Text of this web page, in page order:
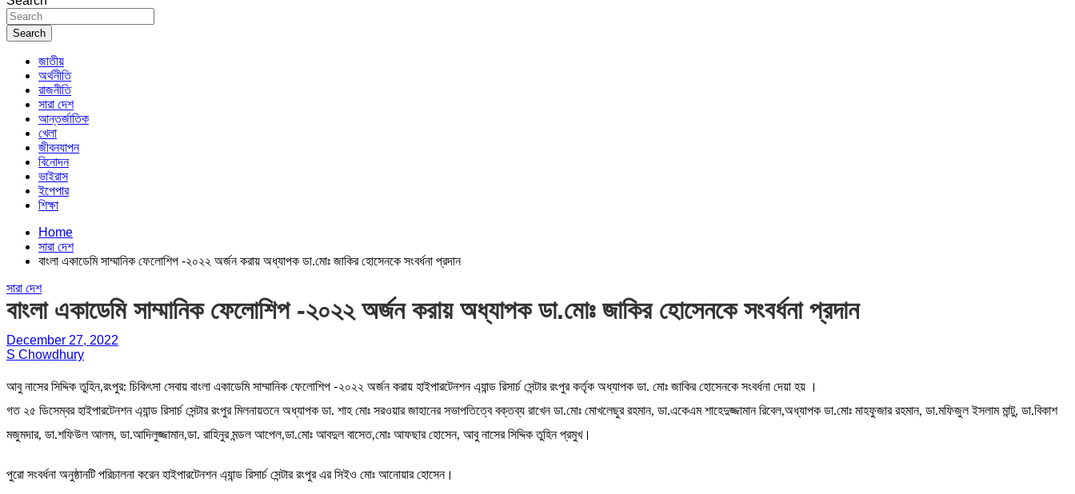
Search
জাতীয়
অর্থনীতি
রাজনীতি
সারা দেশ
আন্তর্জাতিক
খেলা
জীবনযাপন
বিনোদন
ভাইরাস
ইপেপার
শিক্ষা
Home
সারা দেশ
বাংলা একাডেমি সাম্মানিক ফেলোশিপ -২০২২ অর্জন করায় অধ্যাপক ডা.মোঃ জাকির হোসেনকে সংবর্ধনা প্রদান
সারা দেশ
বাংলা একাডেমি সাম্মানিক ফেলোশিপ -২০২২ অর্জন করায় অধ্যাপক ডা.মোঃ জাকির হোসেনকে সংবর্ধনা প্রদান
December 27, 2022
S Chowdhury
আবু নাসের সিদ্দিক তুহিন,রংপুর: চিকিৎসা সেবায় বাংলা একাডেমি সাম্মানিক ফেলোশিপ -২০২২ অর্জন করায় হাইপারটেনশন এ্যান্ড রিসার্চ সেন্টার রংপুর কর্তৃক অধ্যাপক ডা. মোঃ জাকির হোসেনকে সংবর্ধনা দেয়া হয় ।
গত ২৫ ডিসেম্বর হাইপারটেনশন এ্যান্ড রিসার্চ সেন্টার রংপুর মিলনায়তনে অধ্যাপক ডা. শাহ মোঃ সরওয়ার জাহানের সভাপতিত্বে বক্তব্য রাখেন ডা.মোঃ মোখলেছুর রহমান, ডা.একেএম শাহেদুজ্জামান রিবেল,অধ্যাপক ডা.মোঃ মাহফুজার রহমান, ডা.মফিজুল ইসলাম মান্টু, ডা.বিকাশ
মজুমদার, ডা.শফিউল আলম, ডা.আদিলুজ্জামান,ডা. রাহিনুর মন্ডল আপেল,ডা.মোঃ আবদুল বাসেত,মোঃ আফছার হোসেন, আবু নাসের সিদ্দিক তুহিন প্রমুখ।
পুরো সংবর্ধনা অনুষ্ঠানটি পরিচালনা করেন হাইপারটেনশন এ্যান্ড রিসার্চ সেন্টার রংপুর এর সিইও মোঃ আনোয়ার হোসেন।